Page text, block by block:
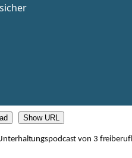
Show URL
von 3